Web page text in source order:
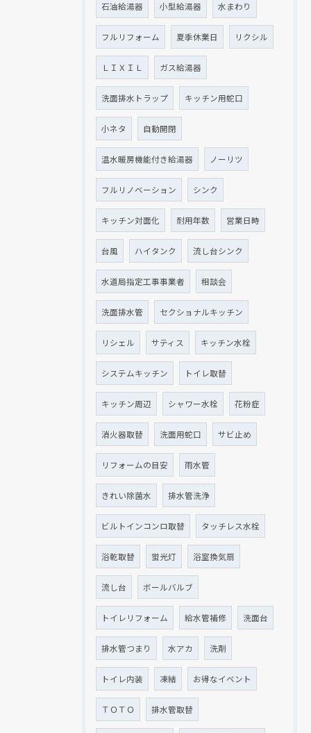
石油給湯器 小型給湯器 水まわり
フルリフォーム 夏季休業日 リクシル
ＬＩＸＩＬ ガス給湯器
洗面排水トラップ キッチン用蛇口
小ネタ 自動開閉
温水暖房機能付き給湯器 ノーリツ
フルリノベーション シンク
キッチン対面化 耐用年数 営業日時
台風 ハイタンク 流し台シンク
水道局指定工事事業者 相談会
洗面排水管 セクショナルキッチン
リシェル サティス キッチン水栓
システムキッチン トイレ取替
キッチン周辺 シャワー水栓 花粉症
消火器取替 洗面用蛇口 サビ止め
リフォームの目安 雨水管
きれい除菌水 排水管洗浄
ビルトインコンロ取替 タッチレス水栓
浴乾取替 蛍光灯 浴室換気扇
流し台 ボールバルブ
トイレリフォーム 給水管補修 洗面台
排水管つまり 水アカ 洗剤
トイレ内装 凍結 お得なイベント
ＴＯＴＯ 排水管取替